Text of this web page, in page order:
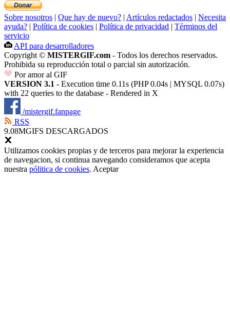
Sobre nosotros | Que hay de nuevo? | Artículos redactados | Necesita
ayuda? | Política de cookies | Política de privacidad | Términos del
servicio
API para desarrolladores
Copyright © MISTERGIF.com - Todos los derechos reservados.
Prohibida su reproducción total o parcial sin autorización.
Por amor al GIF
VERSION 3.1 - Execution time 0.11s (PHP 0.04s | MYSQL 0.07s)
with 22 queries to the database - Rendered in X
/mistergif.fanpage
RSS
9.08MGIFS DESCARGADOS
Utilizamos cookies propias y de terceros para mejorar la experiencia
de navegacion, si continua navegando consideramos que acepta
nuestra pólitica de cookies. Aceptar